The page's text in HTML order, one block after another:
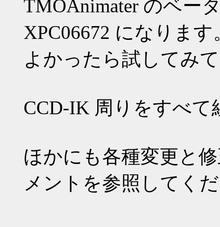
TMOAnimater のベー
XPC06672 になります
よかったら試してみ
CCD-IK 周りをすべて
ほかにも各種変更と
メントを参照してく